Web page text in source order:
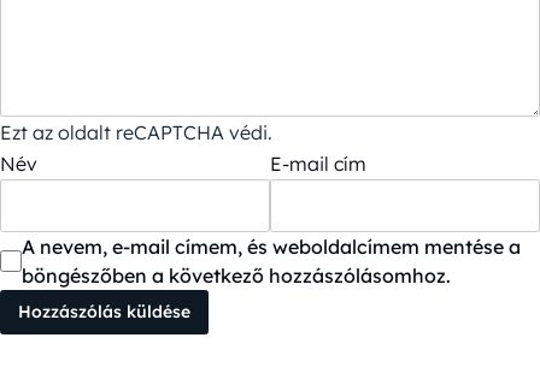
Ezt az oldalt reCAPTCHA védi.
Név
E-mail cím
A nevem, e-mail címem, és weboldalcímem mentése a
böngészőben a következő hozzászólásomhoz.